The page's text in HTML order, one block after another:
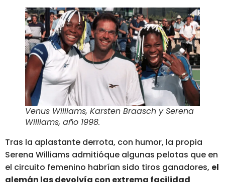
Venus Williams, Karsten Braasch y Serena
Williams, año 1998.
Tras la aplastante derrota, con humor, la propia
Serena Williams admitióque algunas pelotas que en
el circuito femenino habrían sido tiros ganadores, el